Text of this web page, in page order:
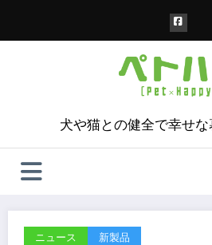
犬や猫との健全で幸せ
ニュース 新製品